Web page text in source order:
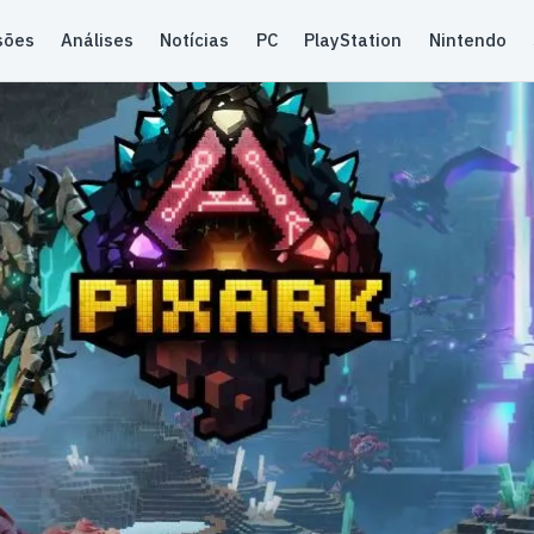
Análises Notícias PC PlayStation Nintendo